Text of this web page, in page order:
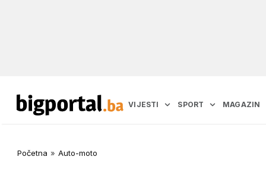
VIJESTI SPORT MAGAZIN
Početna » Auto-moto